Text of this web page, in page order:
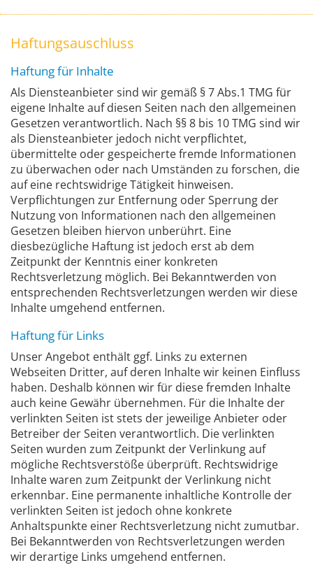
Haftungsauschluss
Haftung für Inhalte
Als Diensteanbieter sind wir gemäß § 7 Abs.1 TMG für
eigene Inhalte auf diesen Seiten nach den allgemeinen
Gesetzen verantwortlich. Nach §§ 8 bis 10 TMG sind wir
als Diensteanbieter jedoch nicht verpflichtet,
übermittelte oder gespeicherte fremde Informationen
zu überwachen oder nach Umständen zu forschen, die
auf eine rechtswidrige Tätigkeit hinweisen.
Verpflichtungen zur Entfernung oder Sperrung der
Nutzung von Informationen nach den allgemeinen
Gesetzen bleiben hiervon unberührt. Eine
diesbezügliche Haftung ist jedoch erst ab dem
Zeitpunkt der Kenntnis einer konkreten
Rechtsverletzung möglich. Bei Bekanntwerden von
entsprechenden Rechtsverletzungen werden wir diese
Inhalte umgehend entfernen.
Haftung für Links
Unser Angebot enthält ggf. Links zu externen
Webseiten Dritter, auf deren Inhalte wir keinen Einfluss
haben. Deshalb können wir für diese fremden Inhalte
auch keine Gewähr übernehmen. Für die Inhalte der
verlinkten Seiten ist stets der jeweilige Anbieter oder
Betreiber der Seiten verantwortlich. Die verlinkten
Seiten wurden zum Zeitpunkt der Verlinkung auf
mögliche Rechtsverstöße überprüft. Rechtswidrige
Inhalte waren zum Zeitpunkt der Verlinkung nicht
erkennbar. Eine permanente inhaltliche Kontrolle der
verlinkten Seiten ist jedoch ohne konkrete
Anhaltspunkte einer Rechtsverletzung nicht zumutbar.
Bei Bekanntwerden von Rechtsverletzungen werden
wir derartige Links umgehend entfernen.